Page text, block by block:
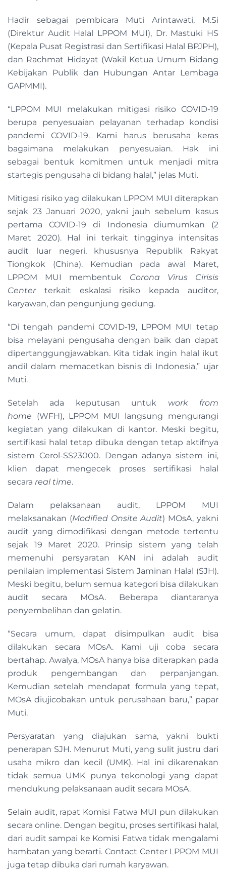
Hadir sebagai pembicara Muti Arintawati, M.Si
(Direktur Audit Halal LPPOM MUI), Dr. Mastuki HS
(Kepala Pusat Registrasi dan Sertifikasi Halal BPJPH),
dan Rachmat Hidayat (Wakil Ketua Umum Bidang
Kebijakan Publik dan Hubungan Antar Lembaga
GAPMMI).
“LPPOM MUI melakukan mitigasi risiko COVID-19
berupa penyesuaian pelayanan terhadap kondisi
pandemi COVID-19. Kami harus berusaha keras
bagaimana melakukan penyesuaian. Hak ini
sebagai bentuk komitmen untuk menjadi mitra
startegis pengusaha di bidang halal,” jelas Muti.
Mitigasi risiko yag dilakukan LPPOM MUI diterapkan
sejak 23 Januari 2020, yakni jauh sebelum kasus
pertama COVID-19 di Indonesia diumumkan (2
Maret 2020). Hal ini terkait tingginya intensitas
audit luar negeri, khususnya Republik Rakyat
Tiongkok (China). Kemudian pada awal Maret,
LPPOM MUI membentuk Corona Virus Cirisis
Centerterkait eskalasi risiko kepada auditor,
karyawan, dan pengunjung gedung.
“Di tengah pandemi COVID-19, LPPOM MUI tetap
bisa melayani pengusaha dengan baik dan dapat
dipertanggungjawabkan. Kita tidak ingin halal ikut
andil dalam memacetkan bisnis di Indonesia,” ujar
Muti.
Setelah ada keputusan untuk work from
home (WFH), LPPOM MUI langsung mengurangi
kegiatan yang dilakukan di kantor. Meski begitu,
sertifikasi halal tetap dibuka dengan tetap aktifnya
sistem Cerol-SS23000. Dengan adanya sistem ini,
klien dapat mengecek proses sertifikasi halal
secara real time.
Dalam pelaksanaan audit, LPPOM MUI
melaksanakan (Modified Onsite Audit) MOsA, yakni
audit yang dimodifikasi dengan metode tertentu
sejak 19 Maret 2020. Prinsip sistem yang telah
memenuhi persyaratan KAN ini adalah audit
penilaian implementasi Sistem Jaminan Halal (SJH).
Meski begitu, belum semua kategori bisa dilakukan
audit secara MOsA. Beberapa diantaranya
penyembelihan dan gelatin.
“Secara umum, dapat disimpulkan audit bisa
dilakukan secara MOsA. Kami uji coba secara
bertahap. Awalya, MOsA hanya bisa diterapkan pada
produk pengembangan dan perpanjangan.
Kemudian setelah mendapat formula yang tepat,
MOsA diujicobakan untuk perusahaan baru,” papar
Muti.
Persyaratan yang diajukan sama, yakni bukti
penerapan SJH. Menurut Muti, yang sulit justru dari
usaha mikro dan kecil (UMK). Hal ini dikarenakan
tidak semua UMK punya tekonologi yang dapat
mendukung pelaksanaan audit secara MOsA.
Selain audit, rapat Komisi Fatwa MUI pun dilakukan
secara online. Dengan begitu, proses sertifikasi halal,
dari audit sampai ke Komisi Fatwa tidak mengalami
hambatan yang berarti. Contact Center LPPOM MUI
juga tetap dibuka dari rumah karyawan.